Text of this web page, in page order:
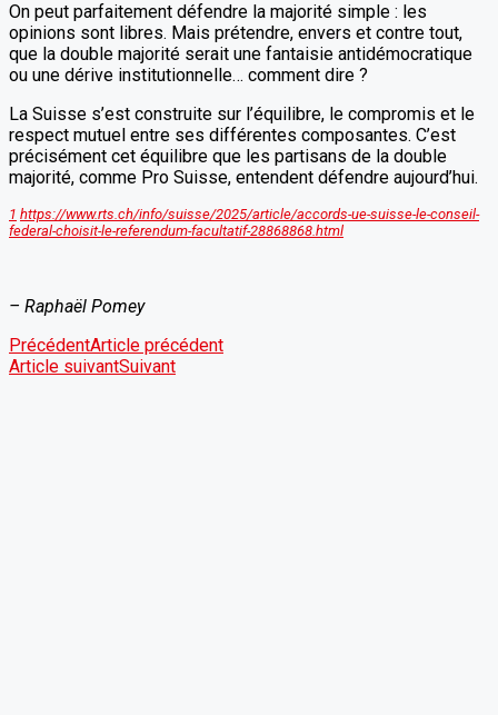
On peut parfaitement défendre la majorité simple : les
opinions sont libres. Mais prétendre, envers et contre tout,
que la double majorité serait une fantaisie antidémocratique
ou une dérive institutionnelle… comment dire ?
La Suisse s’est construite sur l’équilibre, le compromis et le
respect mutuel entre ses différentes composantes. C’est
précisément cet équilibre que les partisans de la double
majorité, comme Pro Suisse, entendent défendre aujourd’hui.
1 https://www.rts.ch/info/suisse/2025/article/accords-ue-suisse-le-conseil-
federal-choisit-le-referendum-facultatif-28868868.html
– Raphaël Pomey
PrécédentArticle précédent
Article suivantSuivant